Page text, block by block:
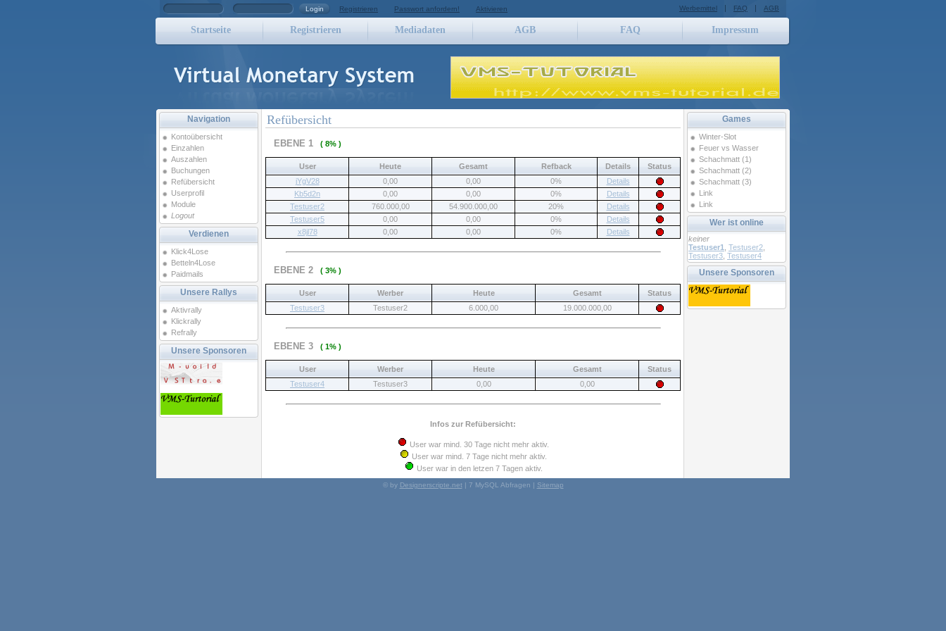
Login Registrieren Passwort anfordern! Aktivieren Werbemittel | FAQ | AGB
Startseite Registrieren Mediadaten AGB FAQ Impressum
Navigation
Kontoübersicht
Einzahlen
Auszahlen
Buchungen
Refübersicht
Userprofil
Module
Logout
Verdienen
Klick4Lose
Betteln4Lose
Paidmails
Unsere Rallys
Aktivrally
Klickrally
Refrally
Unsere Sponsoren
Refübersicht
EBENE 1 ( 8% )
User Heute Gesamt Refback Details
Status
jYgV28
0,00 0,00 0%
Details
Kb5d2n
0,00 0,00 0%
Details
Testuser2
760.000,00 54.900.000,00 20%
Details
Testuser5
0,00 0,00 0%
Details
x8jl78
0,00 0,00 0% Details
EBENE 2 ( 3% )
User Werber Heute Gesamt
Status
Testuser3
Testuser2 6.000,00 19.000.000,00
EBENE 3 ( 1% )
User Werber Heute Gesamt
Status
Testuser4
Testuser3 0,00 0,00
Infos zur Refübersicht:
User war mind. 30 Tage nicht mehr aktiv.
User war mind. 7 Tage nicht mehr aktiv.
User war in den letzen 7 Tagen aktiv.
Games
Winter-Slot
Feuer vs Wasser
Schachmatt (1)
Schachmatt (2)
Schachmatt (3)
Link
Link
Wer ist online
keiner
Testuser1
Testuser2
Testuser3 Testuser4
Unsere Sponsoren
© by Designerscripte.net | 7 MySQL Abfragen | Sitemap